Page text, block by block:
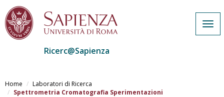
al
contenuto
Ricerc@Sapienza
Home
Laboratori di Ricerca
Spettrometria Cromatografia Sperimentazioni